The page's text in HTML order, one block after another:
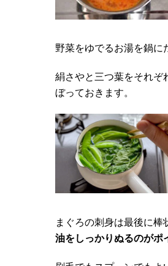
野菜をゆでるお湯を鍋に
絹さやと三つ葉をそれぞ
ぼっておきます。
まぐろの刺身は最後に棒
油をしっかりぬるのがポ